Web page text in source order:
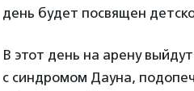
день будет посвящен
В этот день на арену
с синдромом Дауна,